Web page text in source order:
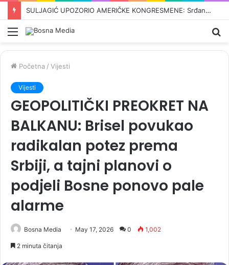
ODBROJAVANJE U REPUBLICI SRPSKOJ: Crnadak najavljuje pad režima –„Nije normalno da se u 21. vijeku pravi proslava kad dođe…“
Meni
Početna / Vijesti
Vijesti
GEOPOLITIČKI PREOKRET NA
BALKANU: Brisel povukao
radikalan potez prema
Srbiji, a tajni planovi o
podjeli Bosne ponovo pale
alarme
Bosna Media May 17, 2026 0 1,002
2 minuta čitanja